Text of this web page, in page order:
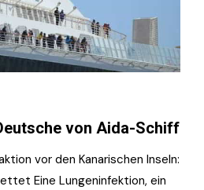
von Aida-Schiff
vor den Kanarischen Inseln:
Eine Lungeninfektion, ein